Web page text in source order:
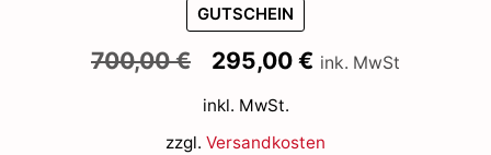
GUTSCHEIN
700,00€
Ursprünglicher
war:
700,00 €
295,00 €Aktueller
295,00 €.
ink. MwSt
inkl. MwSt.
zzgl. Versandkosten